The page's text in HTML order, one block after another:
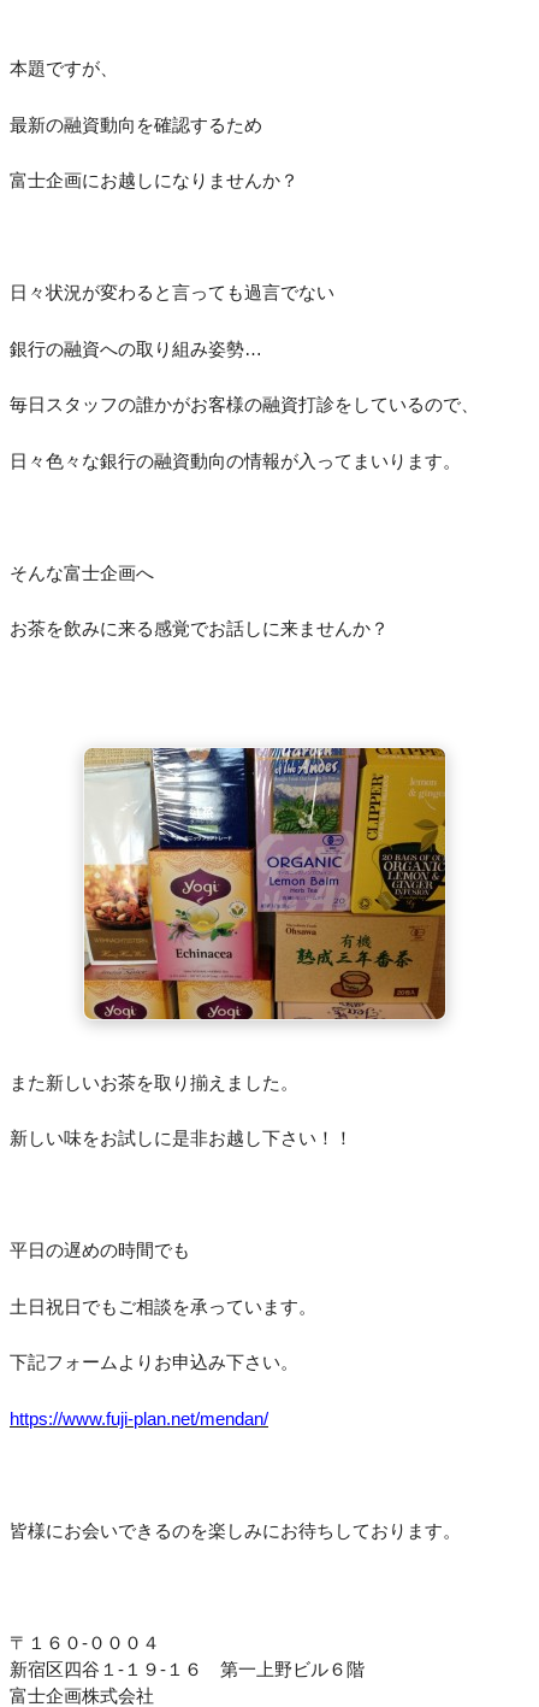
本題ですが、
最新の融資動向を確認するため
富士企画にお越しになりませんか？
日々状況が変わると言っても過言でない
銀行の融資への取り組み姿勢…
毎日スタッフの誰かがお客様の融資打診をしているので、
日々色々な銀行の融資動向の情報が入ってまいります。
そんな富士企画へ
お茶を飲みに来る感覚でお話しに来ませんか？
また新しいお茶を取り揃えました。
新しい味をお試しに是非お越し下さい！！
平日の遅めの時間でも
土日祝日でもご相談を承っています。
下記フォームよりお申込み下さい。
https://www.fuji-plan.net/mendan/
皆様にお会いできるのを楽しみにお待ちしております。
〒１６０-０００４
新宿区四谷１-１９-１６ 第一上野ビル６階
富士企画株式会社